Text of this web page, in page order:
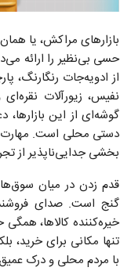
بازارهای مراکش، یا
حسی بی‌نظیر را ارائه
از ادویه‌جات رنگارنگ،
نفیس، زیورآلات
گوشه‌ای از این
دستی محلی است. مهارت
بخشی جدایی‌ناپذیر از
قدم زدن در میان
گنج است. صدای
خیره‌کننده کالاها،
تنها مکانی برای خرید،
با مردم محلی و درک